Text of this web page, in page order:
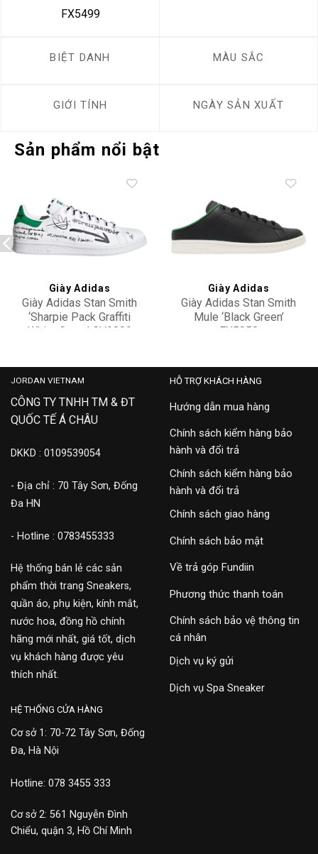
FX5499
BIỆT DANH MÀU SẮC
GIỚI TÍNH NGÀY SẢN XUẤT
Sản phẩm nổi bật
Add to
wishlist
Giày Adidas
Giày Adidas Stan Smith
‘Sharpie Pack Graffiti
White Green’ GV9800
Add to
wishlist
Giày Adidas
Giày Adidas Stan Smith
Mule ‘Black Green’
FX5858
JORDAN VIETNAM
CÔNG TY TNHH TM & ĐT
QUỐC TẾ Á CHÂU
DKKD : 0109539054
- Địa chỉ : 70 Tây Sơn, Đống
Đa HN
- Hotline : 0783455333
Hệ thống bán lẻ các sản
phẩm thời trang Sneakers,
quần áo, phụ kiện, kính mắt,
nước hoa, đồng hồ chính
hãng mới nhất, giá tốt, dịch
vụ khách hàng được yêu
thích nhất.
HỖ TRỢ KHÁCH HÀNG
Hướng dẫn mua hàng
Chính sách kiểm hàng bảo
hành và đổi trả
Chính sách kiểm hàng bảo
hành và đổi trả
Chính sách giao hàng
Chính sách bảo mật
Về trả góp Fundiin
Phương thức thanh toán
Chính sách bảo vệ thông tin
cá nhân
Dịch vụ ký gửi
Dịch vụ Spa Sneaker
HỆ THỐNG CỬA HÀNG
Cơ sở 1: 70-72 Tây Sơn, Đống
Đa, Hà Nội
Hotline: 078 3455 333
Cơ sở 2: 561 Nguyễn Đình
Chiểu, quận 3, Hồ Chí Minh